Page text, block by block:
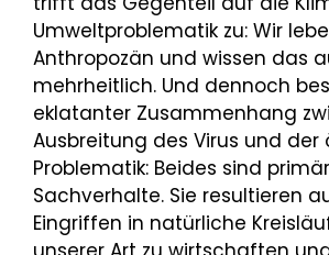
Umweltproblematik zu: Wir
Anthropozän und wissen das
mehrheitlich. Und dennoch
eklatanter Zusammenhang
Ausbreitung des Virus und der
Problematik: Beides sind
Sachverhalte. Sie resultieren
Eingriffen in natürliche